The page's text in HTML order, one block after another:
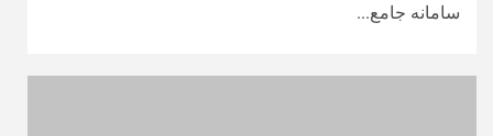
سامانه جامع...